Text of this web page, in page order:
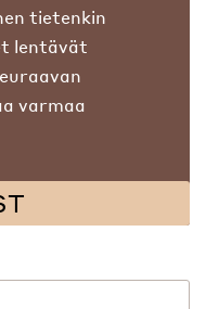
tietenkin
lentävät
varmaa